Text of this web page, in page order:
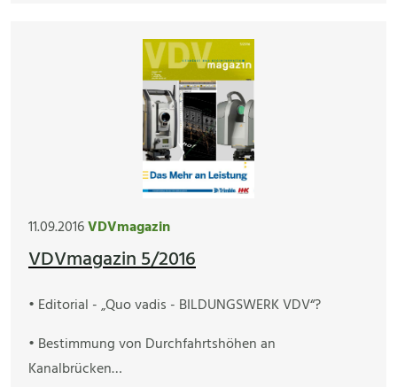
11.09.2016VDVmagazin
VDVmagazin 5/2016
• Editorial - „Quo vadis - BILDUNGSWERK VDV“?
• Bestimmung von Durchfahrtshöhen an
Kanalbrücken…